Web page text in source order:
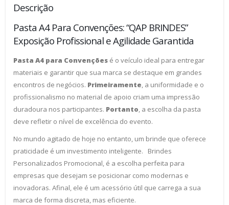
Descrição
Pasta A4 Para Convenções: “QAP BRINDES”
Exposição Profissional e Agilidade Garantida
Pasta A4 para Convenções é o veículo ideal para entregar
materiais e garantir que sua marca se destaque em grandes
encontros de negócios. Primeiramente , a uniformidade e o
profissionalismo no material de apoio criam uma impressão
duradoura nos participantes. Portanto , a escolha da pasta
deve refletir o nível de excelência do evento.
No mundo agitado de hoje no entanto, um brinde que oferece
praticidade é um investimento inteligente. Brindes
Personalizados Promocional, é a escolha perfeita para
empresas que desejam se posicionar como modernas e
inovadoras. Afinal, ele é um acessório útil que carrega a sua
marca de forma discreta, mas eficiente.